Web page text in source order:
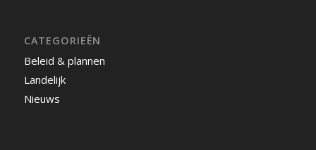
CATEGORIEËN
Beleid & plannen
Landelijk
Nieuws